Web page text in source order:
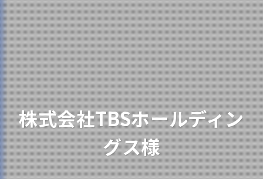
株式会社TBSホールディン
グス様